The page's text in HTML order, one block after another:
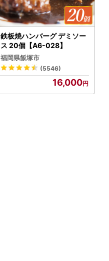
鉄板焼ハンバーグ デミソー
ス 20個【A6-028】
福岡県飯塚市
(5546)
16,000